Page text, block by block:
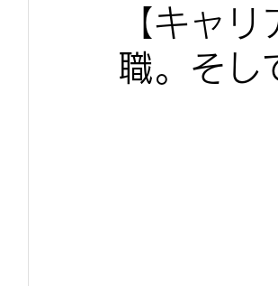
kuboブログ ｃ.recruitブログ
【キャ
職。そし